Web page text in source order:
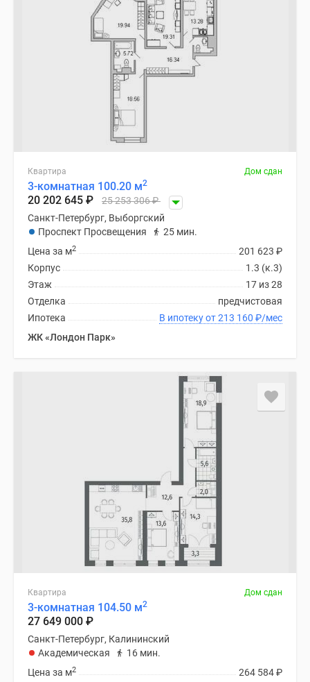
Квартира Дом сдан
3-комнатная 100.20 м2
20 202 645 ₽ 25 253 306₽
Санкт-Петербург, Выборгский
Проспект Просвещения
25 мин.
201 623 ₽
Цена за м2
1.3 (к.3)
Корпус
17 из 28
Этаж
предчистовая
Отделка
В ипотеку от 213 160 ₽/мес
Ипотека
ЖК «Лондон Парк»
Квартира Дом сдан
3-комнатная 104.50 м2
27 649 000 ₽
Санкт-Петербург, Калининский
Академическая
16 мин.
264 584₽
Цена за м2